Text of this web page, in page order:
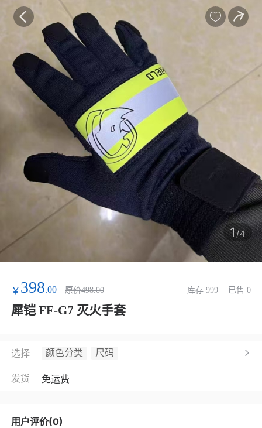
宝贝 目录 

1/4
￥ 398.00 原价498.00 库存 999 已售 0
犀铠 FF-G7 灭火手套
选择 颜色分类 尺码
发货 免运费
用户评价(0)